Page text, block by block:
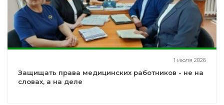
1 июля 2026
Защищать права медицинских работников - не на
словах, а на деле